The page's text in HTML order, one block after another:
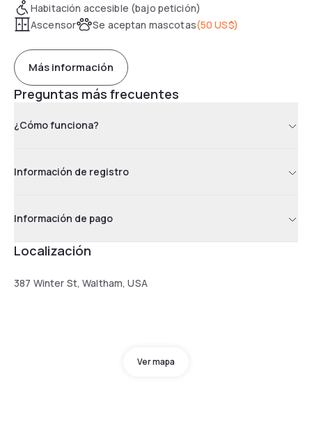
Habitación accesible (bajo petición)
Ascensor
Se aceptan mascotas(50 US$)
Más información
Preguntas más frecuentes
¿Cómo funciona?
Información de registro
Información de pago
Localización
387 Winter St, Waltham, USA
Ver mapa